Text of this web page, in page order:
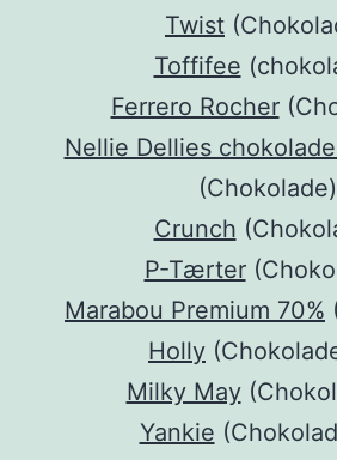
Twist
Toffifee
Ferrero Rocher
Nellie Dellies
(Chokolade)
Crunch
P-Tærter
Marabou Premium 70%
Holly
Milky May
Yankie